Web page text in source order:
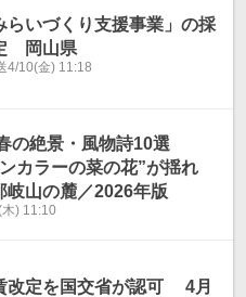
らいづくり支援事業」の採
岡山県
4/10(金) 11:18
の絶景・風物詩10選
カラーの菜の花”が揺れ
岐山の麓／2026年版
) 11:10
改定を国交省が認可 4月